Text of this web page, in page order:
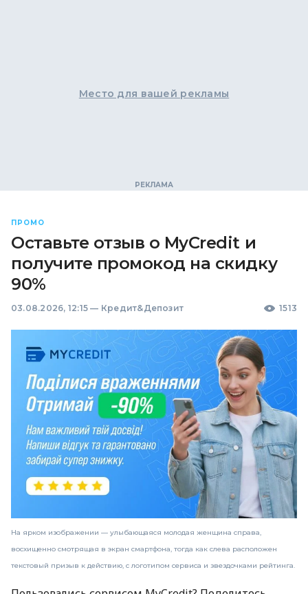
Место для вашей рекламы
ПРОМО
Оставьте отзыв о MyCredit и
получите промокод на скидку
90%
03.08.2026, 12:15 — Кредит&Депозит 1513
На ярком изображении — улыбающаяся молодая женщина справа,
восхищенно смотрящая в экран смартфона, тогда как слева расположен
текстовый призыв к действию, с логотипом сервиса и звездочками рейтинга.